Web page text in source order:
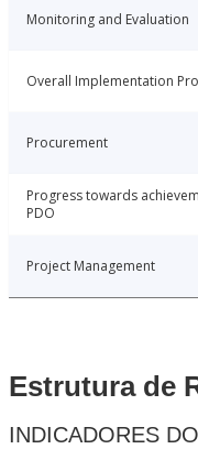
Monitoring and Evaluation
Overall Implementation
Procurement
Progress towards
PDO
Project Management
Estrutura de
INDICADORES